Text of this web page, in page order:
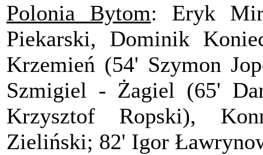
Polonia Bytom: Eryk
Piekarski, Dominik
Krzemień (54' Szymon
Szmigiel - Żagiel (65'
Krzysztof Ropski),
Zieliński; 82' Igor